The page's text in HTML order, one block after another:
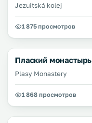
Jezuitská kolej
1 875 просмотров
Плаский монастырь
Plasy Monastery
1 868 просмотров